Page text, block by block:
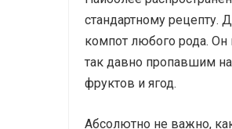
стандартному рецепту.
компот любого рода.
так давно пропавшим
фруктов и ягод.
Абсолютно не важно,